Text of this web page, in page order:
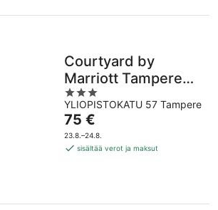
Courtyard by
Marriott Tampere
City
3
out
of
5
YLIOPISTOKATU 57 Tampere
Hinta
on
75 €
75 €
23.8.–24.8.
sisältää verot ja maksut